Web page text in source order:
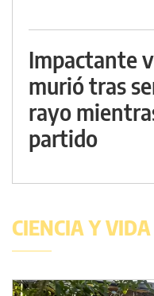
Impactante
murió tras
rayo
partido
CIENCIA Y VIDA